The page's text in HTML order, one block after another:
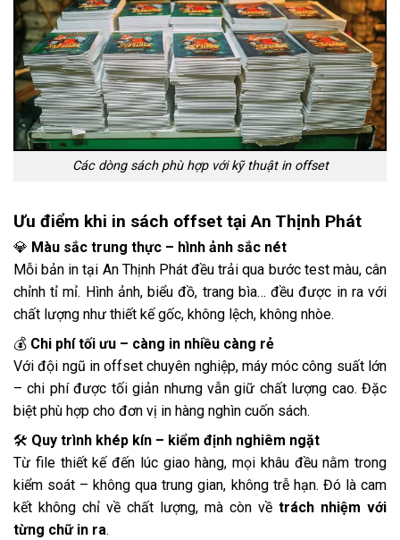
Các dòng sách phù hợp với kỹ thuật in offset
Ưu điểm khi in sách offset tại An Thịnh Phát
💎 Màu sắc trung thực – hình ảnh sắc nét
Mỗi bản in tại An Thịnh Phát đều trải qua bước test màu, cân
chỉnh tỉ mỉ. Hình ảnh, biểu đồ, trang bìa… đều được in ra với
chất lượng như thiết kế gốc, không lệch, không nhòe.
💰 Chi phí tối ưu – càng in nhiều càng rẻ
Với đội ngũ in offset chuyên nghiệp, máy móc công suất lớn
– chi phí được tối giản nhưng vẫn giữ chất lượng cao. Đặc
biệt phù hợp cho đơn vị in hàng nghìn cuốn sách.
🛠️ Quy trình khép kín – kiểm định nghiêm ngặt
Từ file thiết kế đến lúc giao hàng, mọi khâu đều nằm trong
kiểm soát – không qua trung gian, không trễ hạn. Đó là cam
kết không chỉ về chất lượng, mà còn về trách nhiệm với
từng chữ in ra.